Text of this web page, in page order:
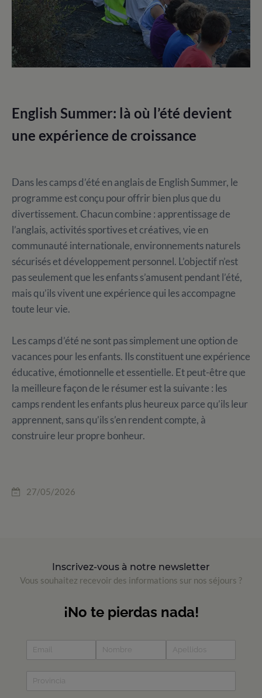
English Summer: là où l’été devient
une expérience de croissance
Dans les camps d’été en anglais de English Summer, le
programme est conçu pour offrir bien plus que du
divertissement. Chacun combine : apprentissage de
l’anglais, activités sportives et créatives, vie en
communauté internationale, environnements naturels
sécurisés et développement personnel. L’objectif n’est
pas seulement que les enfants s’amusent pendant l’été,
mais qu’ils vivent une expérience qui les accompagne
toute leur vie.
Les camps d’été ne sont pas simplement une option de
vacances pour les enfants. Ils constituent une expérience
éducative, émotionnelle et essentielle. Et peut-être que
la meilleure façon de le résumer est la suivante : les
camps rendent les enfants plus heureux parce qu’ils leur
apprennent, sans qu’ils s’en rendent compte, à
construire leur propre bonheur.
27/05/2026
Inscrivez-vous à notre newsletter
Vous souhaitez recevoir des informations sur nos séjours ?